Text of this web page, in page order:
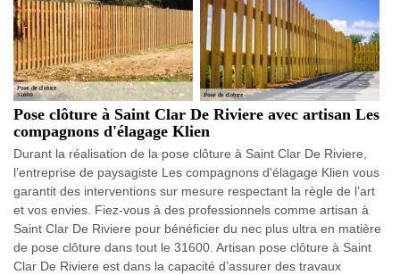
Pose clôture à Saint Clar De Riviere avec artisan Les
compagnons d'élagage Klien
Durant la réalisation de la pose clôture à Saint Clar De Riviere,
l’entreprise de paysagiste Les compagnons d'élagage Klien vous
garantit des interventions sur mesure respectant la règle de l’art
et vos envies. Fiez-vous à des professionnels comme artisan à
Saint Clar De Riviere pour bénéficier du nec plus ultra en matière
de pose clôture dans tout le 31600. Artisan pose clôture à Saint
Clar De Riviere est dans la capacité d’assurer des travaux